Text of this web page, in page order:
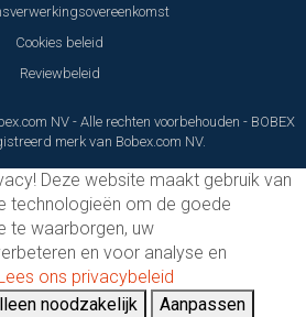
Cookies beleid
Reviewbeleid
NV - Alle rechten voorbehouden - BOBEX
merk van Bobex.com NV.
Deze website maakt gebruik van
technologieën om de goede
te waarborgen, uw
en voor analyse en
Lees ons privacybeleid
noodzakelijk Aanpassen